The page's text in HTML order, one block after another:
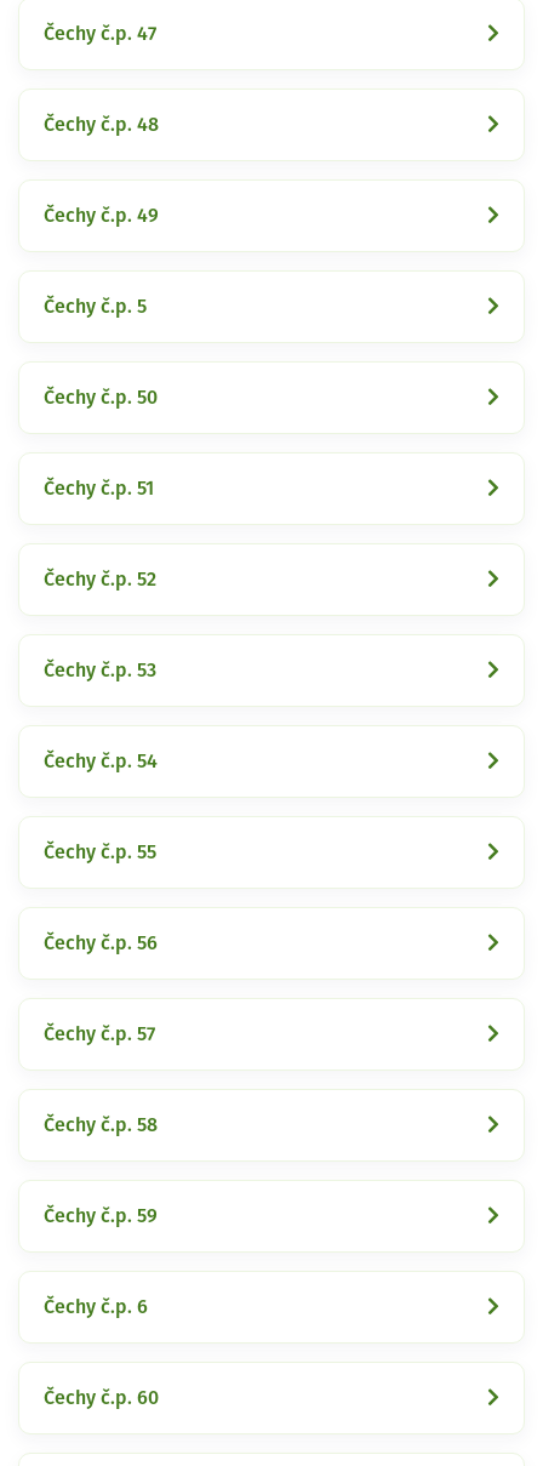
Čechy č.p. 47
Čechy č.p. 48
Čechy č.p. 49
Čechy č.p. 5
Čechy č.p. 50
Čechy č.p. 51
Čechy č.p. 52
Čechy č.p. 53
Čechy č.p. 54
Čechy č.p. 55
Čechy č.p. 56
Čechy č.p. 57
Čechy č.p. 58
Čechy č.p. 59
Čechy č.p. 6
Čechy č.p. 60